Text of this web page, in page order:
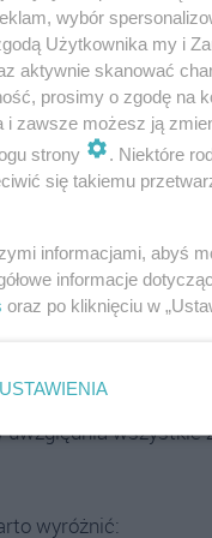
w dłuższej
, by odzyskać
finansami,
i
w codziennym
i utrzymania
dla
uwzględnia wszystkie
wyróżnić:
wybór
Użytkownika my i
aktywnie skanować
prosimy o zgodę na
i zawsze możesz ją
strony
. Niektóre
się takiemu
informacjami, abyś
informacje
oraz po kliknięciu w
USTAWIENIA